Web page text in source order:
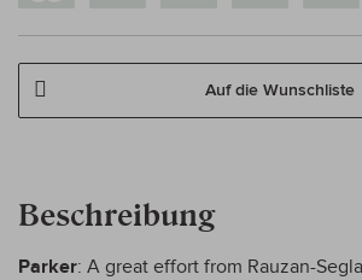
Auf die Wunschliste
Beschreibung
Parker: A great effort from Rauzan-